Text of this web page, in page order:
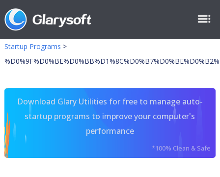
Startup Programs >
Download Glary Utilities for free to manage auto-
startup programs to improve your computer's
performance
*100% Clean & Safe